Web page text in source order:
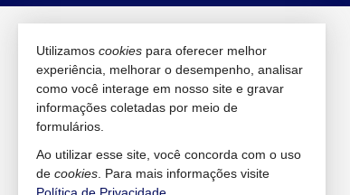
Utilizamos cookies para oferecer melhor
experiência, melhorar o desempenho, analisar
como você interage em nosso site e gravar
informações coletadas por meio de
formulários.
Ao utilizar esse site, você concorda com o uso
de cookies . Para mais informações visite